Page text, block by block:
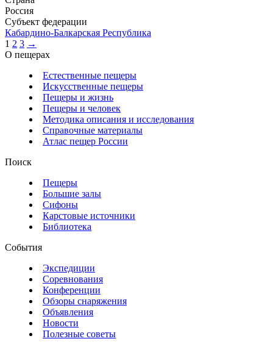
Россия
Субъект федерации
Кабардино-Балкарская Республика
1 2 3 →
О пещерах
Естественные пещеры
Искусственные пещеры
Пещеры и жизнь
Пещеры и человек
Методика описания и исследования
Справочные материалы
Атлас пещер России
Поиск
Пещеры
Большие залы
Сифоны
Карстовые источники
Библиотека
События
Экспедиции
Соревнования
Конференции
Обзоры снаряжения
Объявления
Новости
Полезные советы